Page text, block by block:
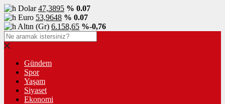
Dolar47,3895 % 0.07
Euro 53,9648 % 0.07
Altın (Gr) 6.158,65 %-0,76
Gündem
Spor
Yaşam
Siyaset
Ekonomi